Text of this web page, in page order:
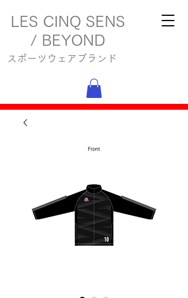
LES CINQ SENS
/ BEYOND
スポーツウェアブランド